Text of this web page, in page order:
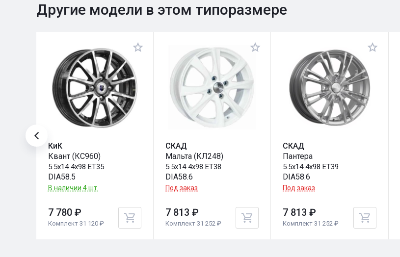
Другие модели в этом типоразмере
КиК
Квант (КС960)
5.5x14 4x98 ET35
DIA58.5
В наличии 4 шт.
7 780 ₽
Комплект 31 120 ₽
СКАД
Мальта (КЛ248)
5.5x14 4x98 ET38
DIA58.6
Под заказ
7 813 ₽
Комплект 31 252 ₽
СКАД
Пантера
5.5x14 4x98 ET39
DIA58.6
Под заказ
7 813 ₽
Комплект 31 252 ₽